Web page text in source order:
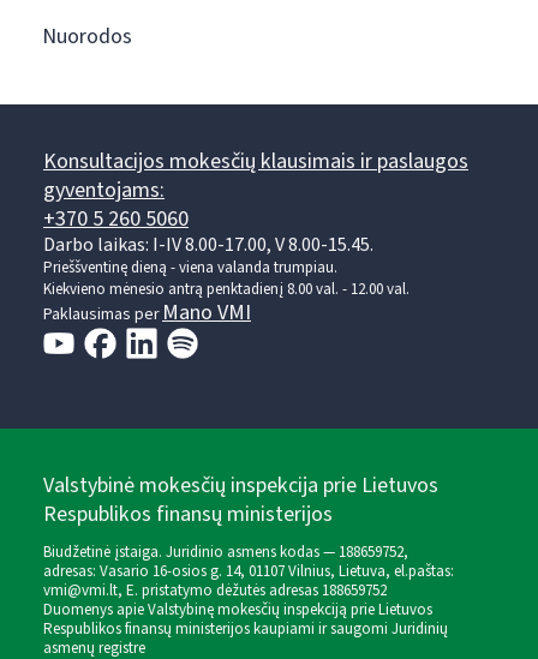
Nuorodos
Konsultacijos mokesčių klausimais ir paslaugos
gyventojams:
+370 5 260 5060
Darbo laikas: I-IV 8.00-17.00, V 8.00-15.45.
Prieššventinę dieną - viena valanda trumpiau.
Kiekvieno mėnesio antrą penktadienį 8.00 val. - 12.00 val.
Paklausimas perMano VMI
Valstybinė mokesčių inspekcija prie Lietuvos
Respublikos finansų ministerijos
Biudžetinė įstaiga. Juridinio asmens kodas — 188659752,
adresas: Vasario 16-osios g. 14, 01107 Vilnius, Lietuva, el.paštas:
vmi@vmi.lt, E. pristatymo dėžutės adresas 188659752
Duomenys apie Valstybinę mokesčių inspekciją prie Lietuvos
Respublikos finansų ministerijos kaupiami ir saugomi Juridinių
asmenų registre